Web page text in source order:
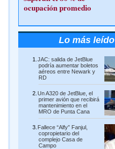
ocupación promedio
Lo más leído
JAC: salida de JetBlue
podría aumentar boletos
aéreos entre Newark y
RD
Un A320 de JetBlue, el
primer avión que recibirá
mantenimiento en el
MRO de Punta Cana
Fallece “Alfy” Fanjul,
copropietario del
complejo Casa de
Campo